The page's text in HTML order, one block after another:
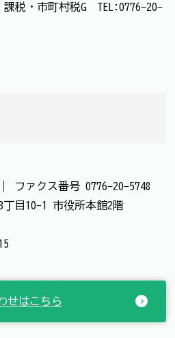
税・市町村税G TEL:0776-20-
ファクス番号 0776-20-5748
目10-1 市役所本館2階
せはこちら